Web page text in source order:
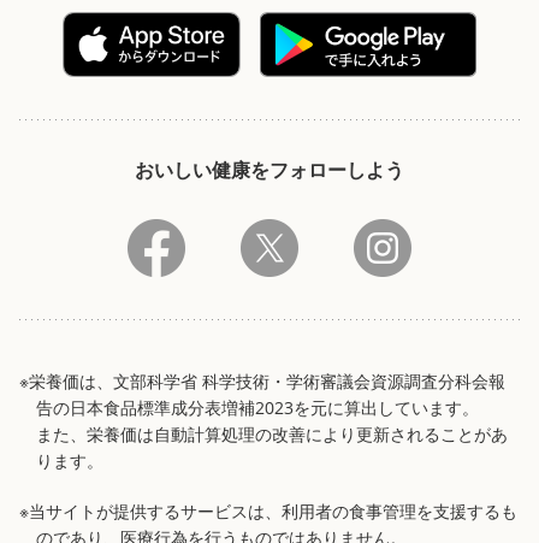
おいしい健康をフォローしよう
※栄養価は、文部科学省 科学技術・学術審議会資源調査分科会報
告の日本食品標準成分表増補2023を元に算出しています。
また、栄養価は自動計算処理の改善により更新されることがあ
ります。
※当サイトが提供するサービスは、利用者の食事管理を支援するも
のであり、医療行為を行うものではありません。